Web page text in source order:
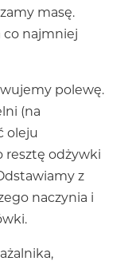
masę.
co najmniej
polewę.
(na
oleju
resztę odżywki
z
naczynia i